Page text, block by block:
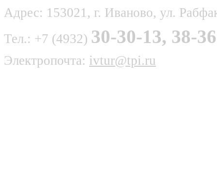
Адрес: 153021, г. Иваново, ул.
Тел.: +7 (4932) 30-30-13, 38-
Электропочта: ivtur@tpi.ru